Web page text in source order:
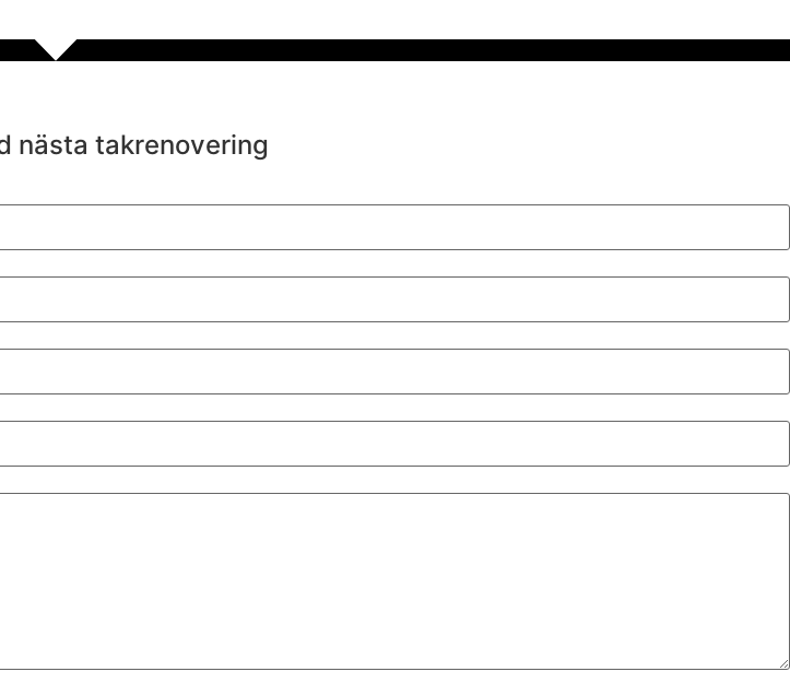
nästa takrenovering